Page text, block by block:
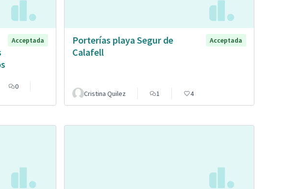
Acceptada
0
Porterías playa Segur de
Calafell
Acceptada
Cristina Quilez 1 4